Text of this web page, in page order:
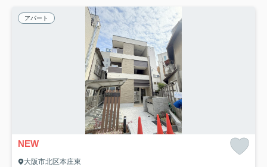
アパート
NEW
大阪市北区本庄東